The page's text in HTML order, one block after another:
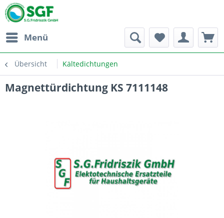
Menü
Übersicht Kältedichtungen
Magnettürdichtung KS 7111148